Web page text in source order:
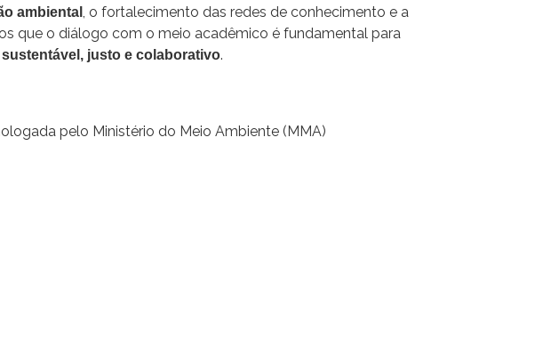
ambiental , o fortalecimento das redes de conhecimento e a
que o diálogo com o meio acadêmico é fundamental para
sustentável, justo e colaborativo.
pelo Ministério do Meio Ambiente (MMA)